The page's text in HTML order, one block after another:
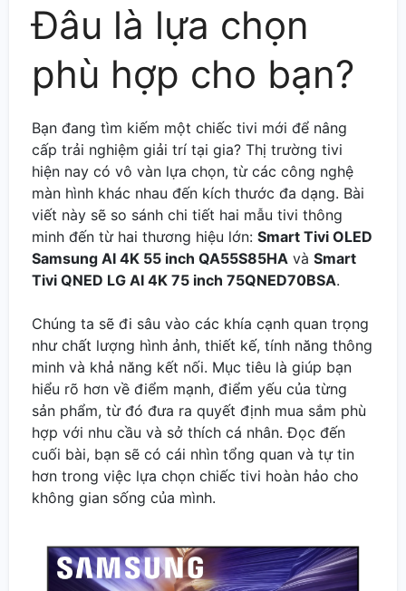
Đâu là lựa chọn
phù hợp cho bạn?
Bạn đang tìm kiếm một chiếc tivi mới để nâng
cấp trải nghiệm giải trí tại gia? Thị trường tivi
hiện nay có vô vàn lựa chọn, từ các công nghệ
màn hình khác nhau đến kích thước đa dạng. Bài
viết này sẽ so sánh chi tiết hai mẫu tivi thông
minh đến từ hai thương hiệu lớn: Smart Tivi OLED
Samsung AI 4K 55 inch QA55S85HA và Smart
Tivi QNED LG AI 4K 75 inch 75QNED70BSA.
Chúng ta sẽ đi sâu vào các khía cạnh quan trọng
như chất lượng hình ảnh, thiết kế, tính năng thông
minh và khả năng kết nối. Mục tiêu là giúp bạn
hiểu rõ hơn về điểm mạnh, điểm yếu của từng
sản phẩm, từ đó đưa ra quyết định mua sắm phù
hợp với nhu cầu và sở thích cá nhân. Đọc đến
cuối bài, bạn sẽ có cái nhìn tổng quan và tự tin
hơn trong việc lựa chọn chiếc tivi hoàn hảo cho
không gian sống của mình.